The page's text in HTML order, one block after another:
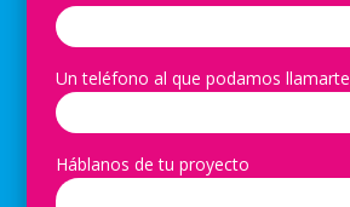
Un teléfono al que podamos llamarte
Háblanos de tu proyecto